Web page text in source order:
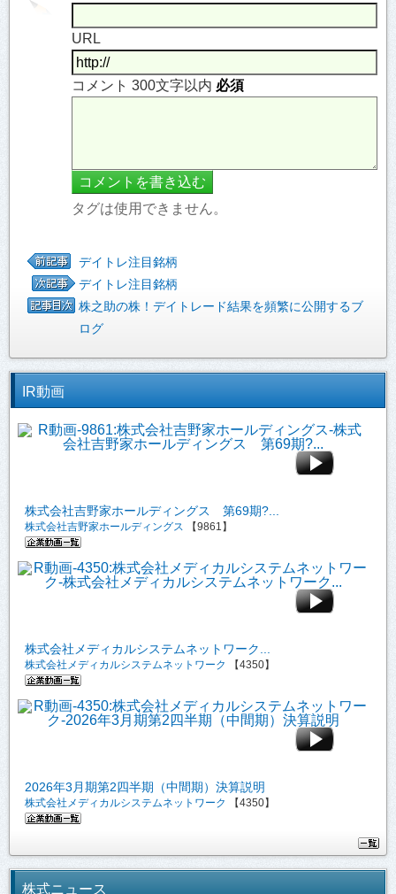
URL
コメント 300文字以内 必須
タグは使用できません。
デイトレ注目銘柄
デイトレ注目銘柄
株之助の株！デイトレード結果を頻繁に公開するブ
ログ
IR動画
株式会社吉野家ホールディングス 第69期?...
株式会社吉野家ホールディングス 【9861】
株式会社メディカルシステムネットワーク...
株式会社メディカルシステムネットワーク 【4350】
2026年3月期第2四半期（中間期）決算説明
株式会社メディカルシステムネットワーク 【4350】
株式ニュース